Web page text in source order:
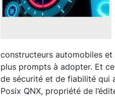
constructeurs automobiles
plus prompts à adopter. Et
de sécurité et de fiabilité qui
Posix QNX, propriété de